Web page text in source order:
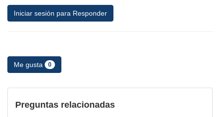
Iniciar sesión para Responder
Me gusta 0
Preguntas relacionadas